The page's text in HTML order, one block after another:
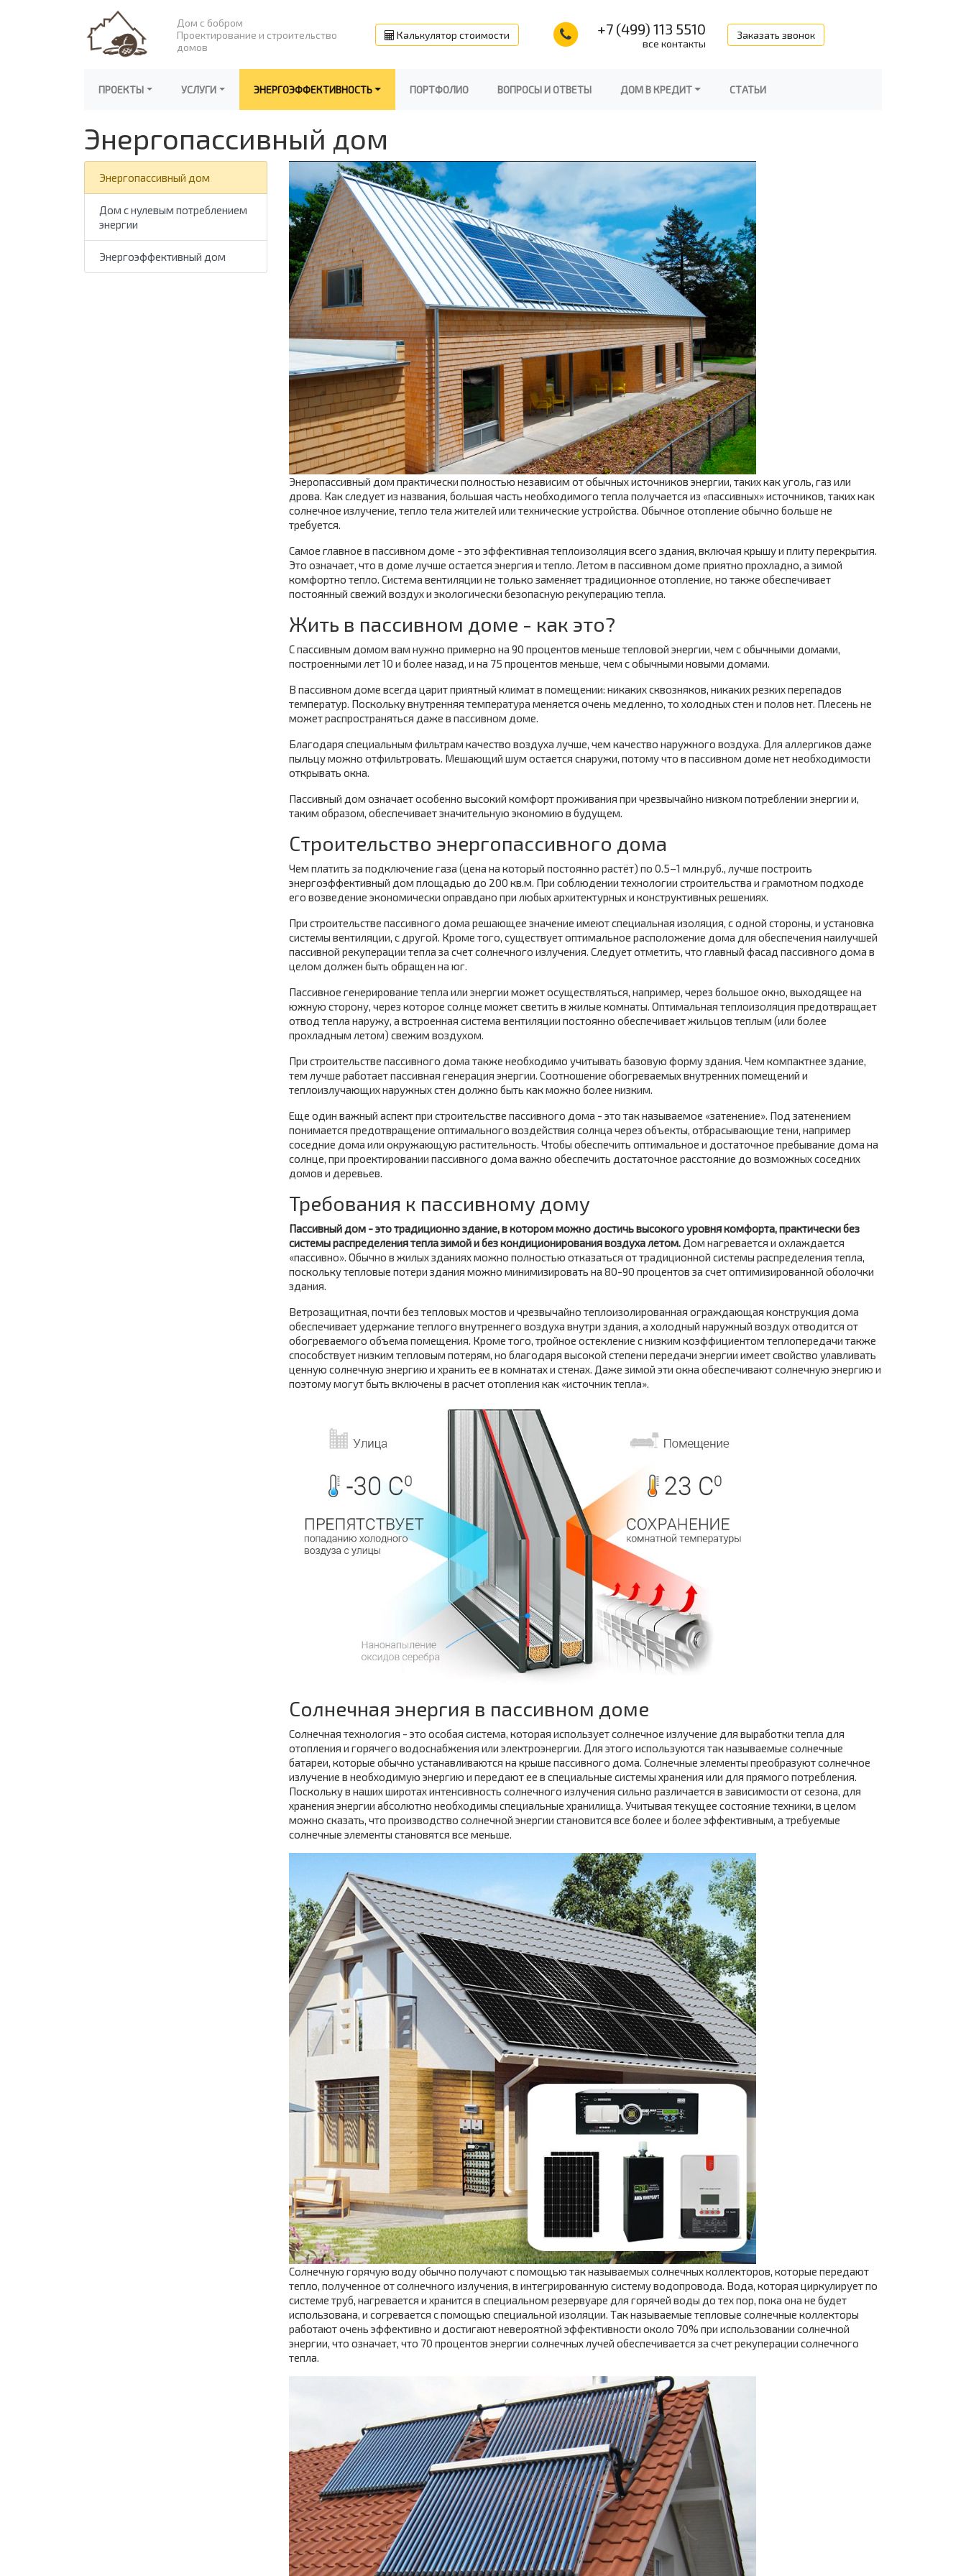
Дом с бобром
Проектирование и строительство
домов
Калькулятор стоимости +7 (499) 113 5510
все контакты
Заказать звонок
ПРОЕКТЫ УСЛУГИ ЭНЕРГОЭФФЕКТИВНОСТЬ ПОРТФОЛИО ВОПРОСЫ И ОТВЕТЫ ДОМ В КРЕДИТ СТАТЬИ
Энергопассивный дом
Энергопассивный дом
Дом с нулевым потреблением
энергии
Энергоэффективный дом
Энеропассивный дом практически полностью независим от обычных источников энергии, таких как уголь, газ или
дрова. Как следует из названия, большая часть необходимого тепла получается из «пассивных» источников, таких как
солнечное излучение, тепло тела жителей или технические устройства. Обычное отопление обычно больше не
требуется.
Самое главное в пассивном доме - это эффективная теплоизоляция всего здания, включая крышу и плиту перекрытия.
Это означает, что в доме лучше остается энергия и тепло. Летом в пассивном доме приятно прохладно, а зимой
комфортно тепло. Система вентиляции не только заменяет традиционное отопление, но также обеспечивает
постоянный свежий воздух и экологически безопасную рекуперацию тепла.
Жить в пассивном доме - как это?
С пассивным домом вам нужно примерно на 90 процентов меньше тепловой энергии, чем с обычными домами,
построенными лет 10 и более назад, и на 75 процентов меньше, чем с обычными новыми домами.
В пассивном доме всегда царит приятный климат в помещении: никаких сквозняков, никаких резких перепадов
температур. Поскольку внутренняя температура меняется очень медленно, то холодных стен и полов нет. Плесень не
может распространяться даже в пассивном доме.
Благодаря специальным фильтрам качество воздуха лучше, чем качество наружного воздуха. Для аллергиков даже
пыльцу можно отфильтровать. Мешающий шум остается снаружи, потому что в пассивном доме нет необходимости
открывать окна.
Пассивный дом означает особенно высокий комфорт проживания при чрезвычайно низком потреблении энергии и,
таким образом, обеспечивает значительную экономию в будущем.
Строительство энергопассивного дома
Чем платить за подключение газа (цена на который постоянно растёт) по 0.5–1 млн.руб., лучше построить
энергоэффективный дом площадью до 200 кв.м. При соблюдении технологии строительства и грамотном подходе
его возведение экономически оправдано при любых архитектурных и конструктивных решениях.
При строительстве пассивного дома решающее значение имеют специальная изоляция, с одной стороны, и установка
системы вентиляции, с другой. Кроме того, существует оптимальное расположение дома для обеспечения наилучшей
пассивной рекуперации тепла за счет солнечного излучения. Следует отметить, что главный фасад пассивного дома в
целом должен быть обращен на юг.
Пассивное генерирование тепла или энергии может осуществляться, например, через большое окно, выходящее на
южную сторону, через которое солнце может светить в жилые комнаты. Оптимальная теплоизоляция предотвращает
отвод тепла наружу, а встроенная система вентиляции постоянно обеспечивает жильцов теплым (или более
прохладным летом) свежим воздухом.
При строительстве пассивного дома также необходимо учитывать базовую форму здания. Чем компактнее здание,
тем лучше работает пассивная генерация энергии. Соотношение обогреваемых внутренних помещений и
теплоизлучающих наружных стен должно быть как можно более низким.
Еще один важный аспект при строительстве пассивного дома - это так называемое «затенение». Под затенением
понимается предотвращение оптимального воздействия солнца через объекты, отбрасывающие тени, например
соседние дома или окружающую растительность. Чтобы обеспечить оптимальное и достаточное пребывание дома на
солнце, при проектировании пассивного дома важно обеспечить достаточное расстояние до возможных соседних
домов и деревьев.
Требования к пассивному дому
Пассивный дом - это традиционно здание, в котором можно достичь высокого уровня комфорта, практически без
системы распределения тепла зимой и без кондиционирования воздуха летом. Дом нагревается и охлаждается
«пассивно». Обычно в жилых зданиях можно полностью отказаться от традиционной системы распределения тепла,
поскольку тепловые потери здания можно минимизировать на 80-90 процентов за счет оптимизированной оболочки
здания.
Ветрозащитная, почти без тепловых мостов и чрезвычайно теплоизолированная ограждающая конструкция дома
обеспечивает удержание теплого внутреннего воздуха внутри здания, а холодный наружный воздух отводится от
обогреваемого объема помещения. Кроме того, тройное остекление с низким коэффициентом теплопередачи также
способствует низким тепловым потерям, но благодаря высокой степени передачи энергии имеет свойство улавливать
ценную солнечную энергию и хранить ее в комнатах и стенах. Даже зимой эти окна обеспечивают солнечную энергию и
поэтому могут быть включены в расчет отопления как «источник тепла».
Солнечная энергия в пассивном доме
Солнечная технология - это особая система, которая использует солнечное излучение для выработки тепла для
отопления и горячего водоснабжения или электроэнергии. Для этого используются так называемые солнечные
батареи, которые обычно устанавливаются на крыше пассивного дома. Солнечные элементы преобразуют солнечное
излучение в необходимую энергию и передают ее в специальные системы хранения или для прямого потребления.
Поскольку в наших широтах интенсивность солнечного излучения сильно различается в зависимости от сезона, для
хранения энергии абсолютно необходимы специальные хранилища. Учитывая текущее состояние техники, в целом
можно сказать, что производство солнечной энергии становится все более и более эффективным, а требуемые
солнечные элементы становятся все меньше.
Солнечную горячую воду обычно получают с помощью так называемых солнечных коллекторов, которые передают
тепло, полученное от солнечного излучения, в интегрированную систему водопровода. Вода, которая циркулирует по
системе труб, нагревается и хранится в специальном резервуаре для горячей воды до тех пор, пока она не будет
использована, и согревается с помощью специальной изоляции. Так называемые тепловые солнечные коллекторы
работают очень эффективно и достигают невероятной эффективности около 70% при использовании солнечной
энергии, что означает, что 70 процентов энергии солнечных лучей обеспечивается за счет рекуперации солнечного
тепла.